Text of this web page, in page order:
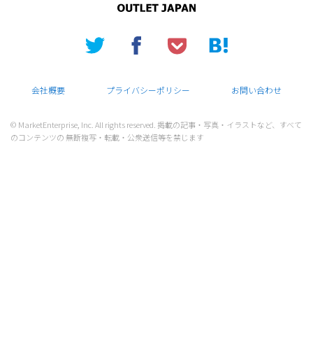
会社概要 プライバシーポリシー お問い合わせ
© MarketEnterprise, Inc. All rights reserved. 掲載の記事・写真・イラストなど、すべて
のコンテンツの 無断複写・転載・公衆送信等を禁じます